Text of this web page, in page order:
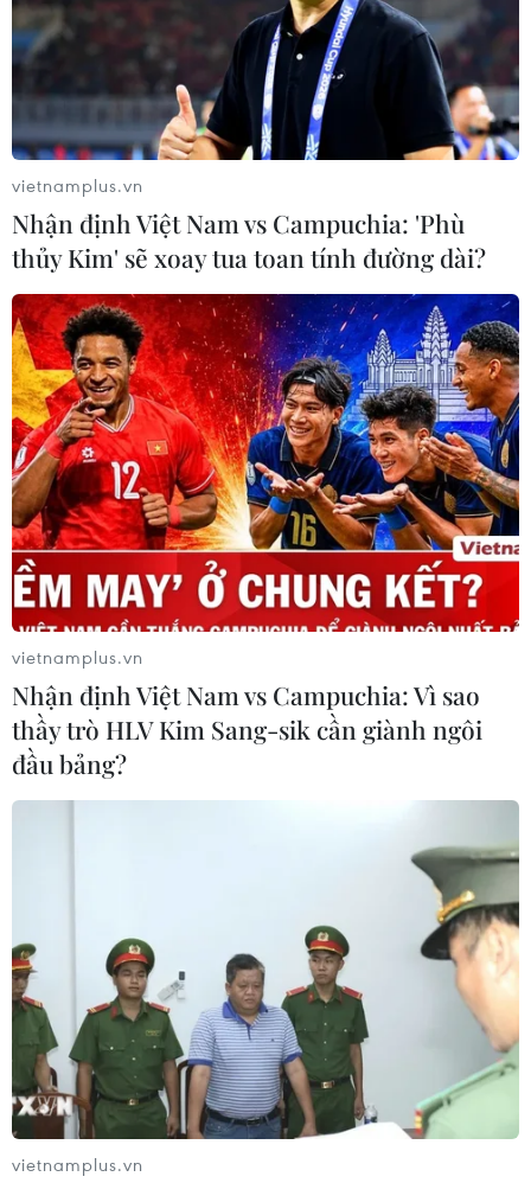
vietnamplus.vn
Nhận định Việt Nam vs Campuchia: 'Phù
thủy Kim' sẽ xoay tua toan tính đường dài?
vietnamplus.vn
Nhận định Việt Nam vs Campuchia: Vì sao
thầy trò HLV Kim Sang-sik cần giành ngôi
đầu bảng?
vietnamplus.vn